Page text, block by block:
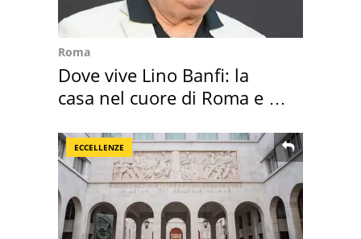
Roma
Dove vive Lino Banfi: la
casa nel cuore di Roma e i
ECCELLENZE